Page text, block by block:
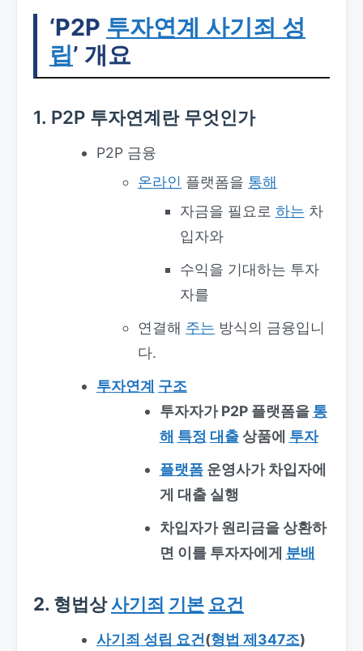
‘P2P 투자연계 사기죄 성
립’ 개요
1. P2P 투자연계란 무엇인가
P2P 금융
온라인 플랫폼을 통해
자금을 필요로 하는 차
입자와
수익을 기대하는 투자
자를
연결해 주는 방식의 금융입니
다.
투자연계 구조
투자자가 P2P 플랫폼을 통
해 특정 대출상품에 투자
플랫폼운영사가 차입자에
게 대출 실행
차입자가 원리금을 상환하
면 이를 투자자에게 분배
2. 형법상사기죄 기본 요건
사기죄 성립 요건(형법 제347조)